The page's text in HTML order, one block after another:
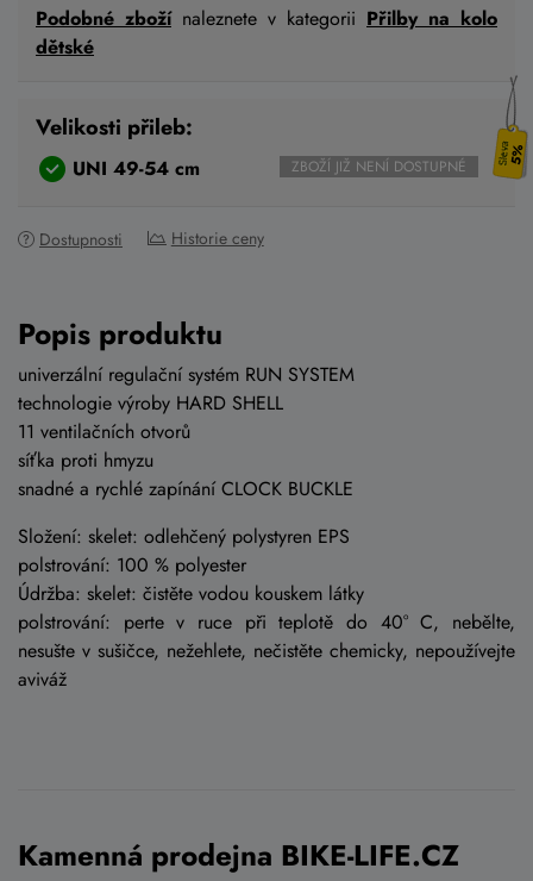
Podobné zbožínaleznete v kategorii Přilby na kolo
dětské
5%
Velikosti přileb:
UNI 49-54 cm ZBOŽÍ JIŽ NENÍ DOSTUPNÉ
Dostupnosti Historie ceny
Popis produktu
univerzální regulační systém RUN SYSTEM
technologie výroby HARD SHELL
11 ventilačních otvorů
síťka proti hmyzu
snadné a rychlé zapínání CLOCK BUCKLE
Složení: skelet: odlehčený polystyren EPS
polstrování: 100 % polyester
Údržba: skelet: čistěte vodou kouskem látky
polstrování: perte v ruce při teplotě do 40° C, nebělte,
nesušte v sušičce, nežehlete, nečistěte chemicky, nepoužívejte
aviváž
Kamenná prodejna BIKE-LIFE.CZ